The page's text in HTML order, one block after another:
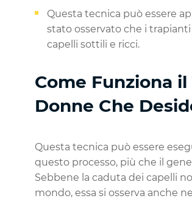
Questa tecnica può essere
stato osservato che i
capelli sottili e ricci.
Come Funziona
Donne Che
Questa tecnica può essere
questo processo, più che il
Sebbene la caduta dei capelli
mondo, essa si osserva anche